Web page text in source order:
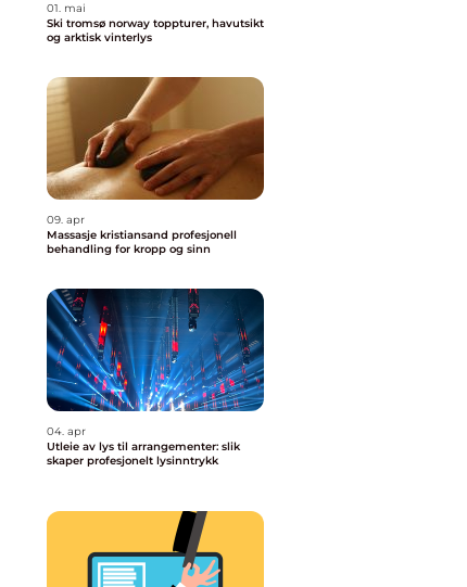
01. mai
Ski tromsø norway toppturer, havutsikt
og arktisk vinterlys
09. apr
Massasje kristiansand profesjonell
behandling for kropp og sinn
04. apr
Utleie av lys til arrangementer: slik
skaper profesjonelt lysinntrykk